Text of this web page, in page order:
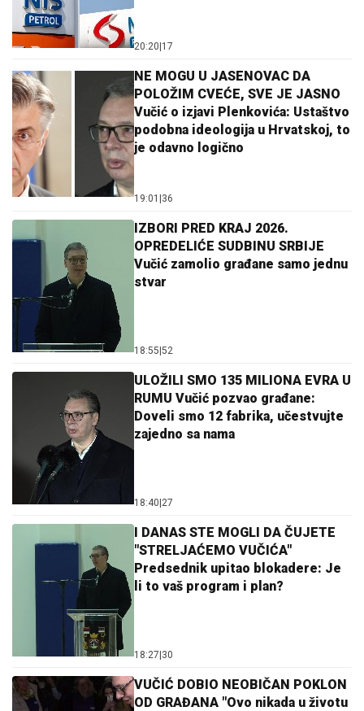
20:20|17
NE MOGU U JASENOVAC DA
POLOŽIM CVEĆE, SVE JE JASNO
Vučić o izjavi Plenkovića: Ustaštvo
podobna ideologija u Hrvatskoj, to
je odavno logično
19:01 |36
IZBORI PRED KRAJ 2026.
OPREDELIĆE SUDBINU SRBIJE
Vučić zamolio građane samo jednu
stvar
18:55|52
ULOŽILI SMO 135 MILIONA EVRA U
RUMU Vučić pozvao građane:
Doveli smo 12 fabrika, učestvujte
zajedno sa nama
18:40|27
I DANAS STE MOGLI DA ČUJETE
"STRELJAĆEMO VUČIĆA"
Predsednik upitao blokadere: Je
li to vaš program i plan?
18:27|30
VUČIĆ DOBIO NEOBIČAN POKLON
OD GRAĐANA "Ovo nikada u životu